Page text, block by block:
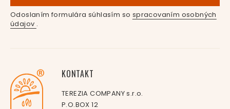
Odoslaním formulára súhlasím so spracovaním osobných
údajov .
KONTAKT
TEREZIA COMPANY s.r.o.
P.O.BOX 12